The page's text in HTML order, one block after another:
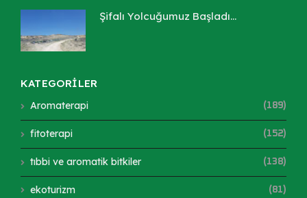
Şifalı Yolcuğumuz Başladı...
KATEGORİLER
Aromaterapi (189)
fitoterapi (152)
tıbbi ve aromatik bitkiler (138)
ekoturizm (81)